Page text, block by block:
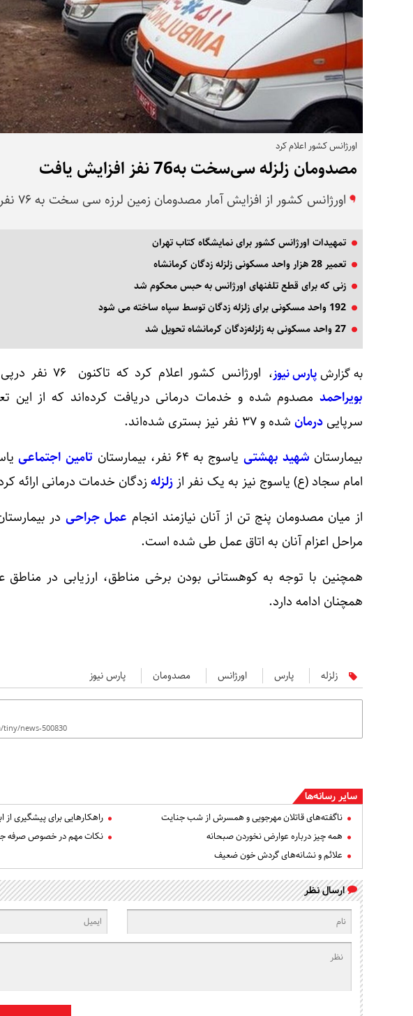
اورژانس کشور اعلام کرد
مصدومان زلزله سی‌سخت به76 نفز افزایش یافت
اورژانس کشور از افزایش آمار مصدومان زمین لرزه سی سخت به ۷۶ نفر خبر داد.
تمهیدات اورژانس کشور برای نمایشگاه کتاب تهران
تعمیر 28 هزار واحد مسکونی زلزله زدگان کرمانشاه
زنی که برای قطع تلفنهای اورژانس به حبس محکوم شد
192 واحد مسکونی برای زلزله زدگان توسط سپاه ساخته می شود
27 واحد مسکونی به زلزله‌زدگان کرمانشاه تحویل شد
به گزارش پارس نیوز، اورژانس کشور اعلام کرد که تاکنون ۷۶ نفر درپی
بویراحمد
سرپایی درمان شده و ۳۷ نفر نیز بستری شده‌اند.
بیمارستان شهید بهشتی یاسوج به ۶۴ نفر، بیمارستان تامین اجتماعی
امام سجاد (ع) یاسوج نیز به یک نفر از زلزله زدگان خدمات درمانی ارائه
از میان مصدومان پنج تن از آنان نیازمند انجام عمل جراحی در
مراحل اعزام آنان به اتاق عمل طی شده است.
همچنین با توجه به کوهستانی بودن برخی مناطق، ارزیابی در مناطق
همچنان ادامه دارد.
زلزله پارس اورژانس مصدومان پارس نیوز
سایر رسانه‌ها
ناگفته‌های قاتلان مهرجویی و همسرش از شب جنایت
راهکارهایی برای پیشگیری از
همه چیز درباره عوارض نخوردن صبحانه
نکات مهم در خصوص صرفه
علائم و نشانه‌های گردش خون ضعیف
ارسال نظر